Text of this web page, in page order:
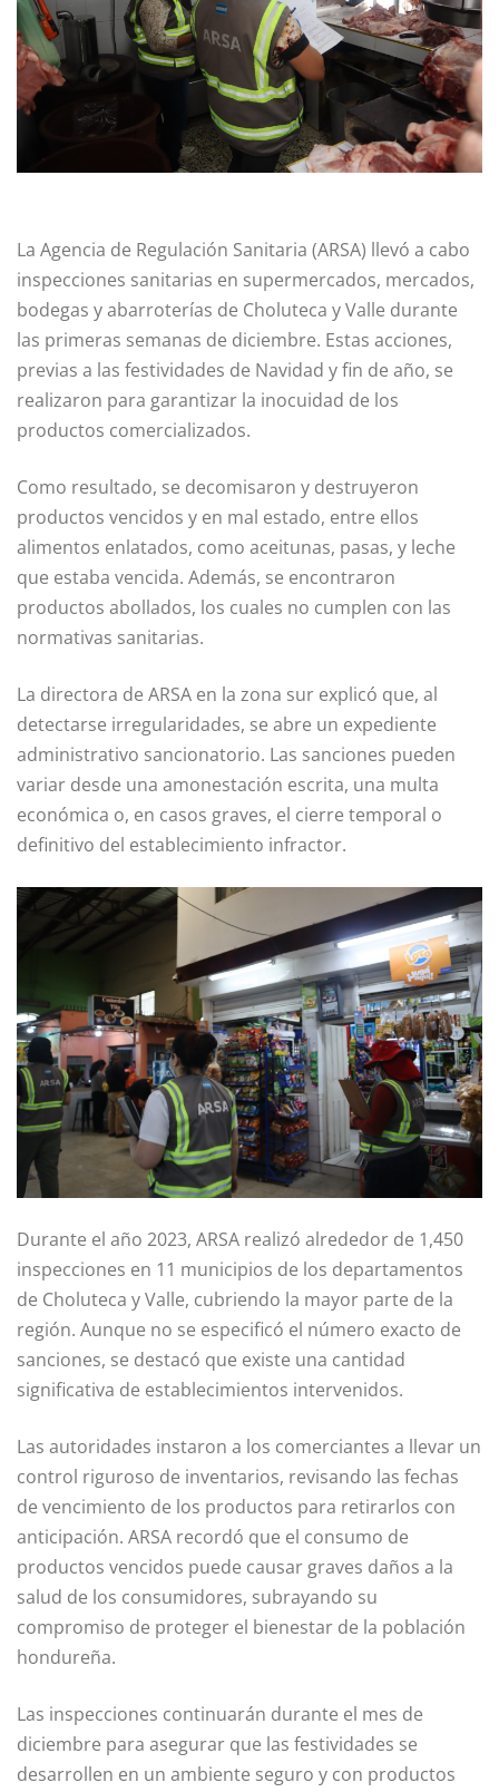
La Agencia de Regulación Sanitaria (ARSA) llevó a cabo
inspecciones sanitarias en supermercados, mercados,
bodegas y abarroterías de Choluteca y Valle durante
las primeras semanas de diciembre. Estas acciones,
previas a las festividades de Navidad y fin de año, se
realizaron para garantizar la inocuidad de los
productos comercializados.
Como resultado, se decomisaron y destruyeron
productos vencidos y en mal estado, entre ellos
alimentos enlatados, como aceitunas, pasas, y leche
que estaba vencida. Además, se encontraron
productos abollados, los cuales no cumplen con las
normativas sanitarias.
La directora de ARSA en la zona sur explicó que, al
detectarse irregularidades, se abre un expediente
administrativo sancionatorio. Las sanciones pueden
variar desde una amonestación escrita, una multa
económica o, en casos graves, el cierre temporal o
definitivo del establecimiento infractor.
Durante el año 2023, ARSA realizó alrededor de 1,450
inspecciones en 11 municipios de los departamentos
de Choluteca y Valle, cubriendo la mayor parte de la
región. Aunque no se especificó el número exacto de
sanciones, se destacó que existe una cantidad
significativa de establecimientos intervenidos.
Las autoridades instaron a los comerciantes a llevar un
control riguroso de inventarios, revisando las fechas
de vencimiento de los productos para retirarlos con
anticipación. ARSA recordó que el consumo de
productos vencidos puede causar graves daños a la
salud de los consumidores, subrayando su
compromiso de proteger el bienestar de la población
hondureña.
Las inspecciones continuarán durante el mes de
diciembre para asegurar que las festividades se
desarrollen en un ambiente seguro y con productos